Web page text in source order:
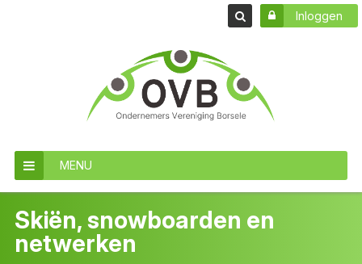
Inloggen
MENU
Skiën, snowboarden en
netwerken